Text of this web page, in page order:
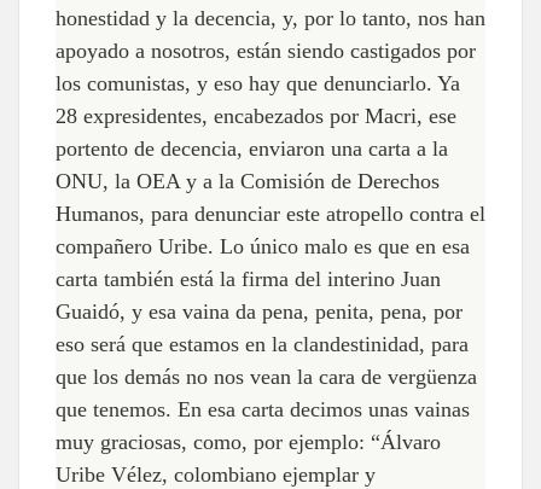
honestidad y la decencia, y, por lo tanto, nos han
apoyado a nosotros, están siendo castigados por
los comunistas, y eso hay que denunciarlo. Ya
28 expresidentes, encabezados por Macri, ese
portento de decencia, enviaron una carta a la
ONU, la OEA y a la Comisión de Derechos
Humanos, para denunciar este atropello contra el
compañero Uribe. Lo único malo es que en esa
carta también está la firma del interino Juan
Guaidó, y esa vaina da pena, penita, pena, por
eso será que estamos en la clandestinidad, para
que los demás no nos vean la cara de vergüenza
que tenemos. En esa carta decimos unas vainas
muy graciosas, como, por ejemplo: “Álvaro
Uribe Vélez, colombiano ejemplar y